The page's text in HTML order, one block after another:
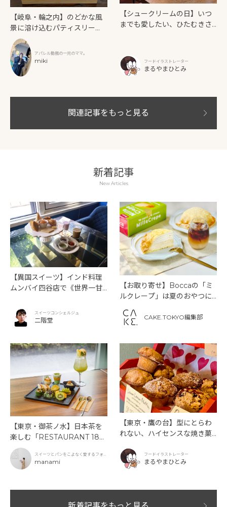
【岐阜・輪之内】のどかな風
景に溶け込むパティスリー
「y’s Blue（ワイズブル
ー）」でかわいいスイーツを
満喫
アパレル勤務の一児のママ。
miki
【シュークリームの日】いつ
までも愛したい、ひたむきさ
フードイラストレーター
まるやまひとみ
関連記事をもっと見る
新着記事
New Articles
【異国スイーツ】インド料理
ムンバイ四谷店で《世界一甘
ー》を味わうスイーツコンシェルジュ
二階堂
【お取り寄せ】Boccaの「ミ
ルクレープ」は夏のおやつに
CAKE.TOKYO編集部
【東京・御茶ノ水】日本茶を
楽しむ「RESTAURANT 189
9 OCHANOMIZU」の抹茶ア
フタヌーンティーと新作クリ
ームソーダ
スイーツとパンをこよなく愛するフォト
グラファー
manami
【東京・鷹の台】型にとらわ
れない、ハイセンスな焼き菓
フードイラストレーター
まるやまひとみ